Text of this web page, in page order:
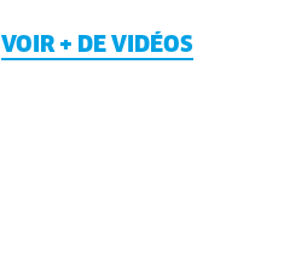
VOIR + DE VIDÉOS